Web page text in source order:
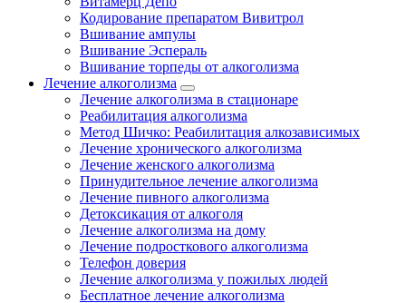
Кодирование препаратом Вивитрол
Вшивание ампулы
Вшивание Эспераль
Вшивание торпеды от алкоголизма
Лечение алкоголизма
Лечение алкоголизма в стационаре
Реабилитация алкоголизма
Метод Шичко: Реабилитация алкозависимых
Лечение хронического алкоголизма
Лечение женского алкоголизма
Принудительное лечение алкоголизма
Лечение пивного алкоголизма
Детоксикация от алкоголя
Лечение алкоголизма на дому
Лечение подросткового алкоголизма
Телефон доверия
Лечение алкоголизма у пожилых людей
Бесплатное лечение алкоголизма